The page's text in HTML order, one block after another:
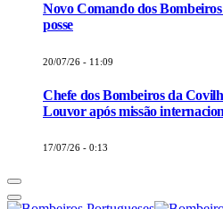
Novo Comando dos
posse
20/07/26 - 11:09
Chefe dos Bombeiros da
Louvor após missão
17/07/26 - 0:13